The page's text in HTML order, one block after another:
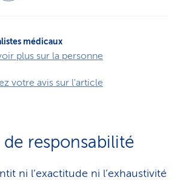
médicaux
plus sur la personne
votre avis sur l'article
responsabilité
ni l’exactitude ni l’exhaustivité